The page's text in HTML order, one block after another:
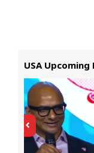
USA Upcoming